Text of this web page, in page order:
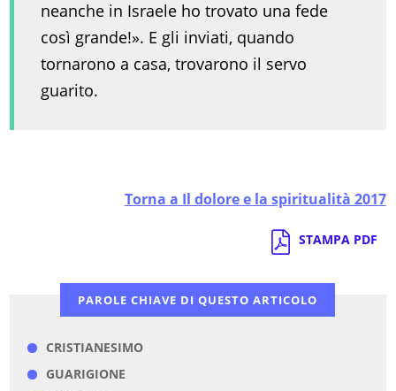
neanche in Israele ho trovato una fede
così grande!». E gli inviati, quando
tornarono a casa, trovarono il servo
guarito.
Torna a Il dolore e la spiritualità 2017
STAMPA PDF
PAROLE CHIAVE DI QUESTO ARTICOLO
CRISTIANESIMO
GUARIGIONE